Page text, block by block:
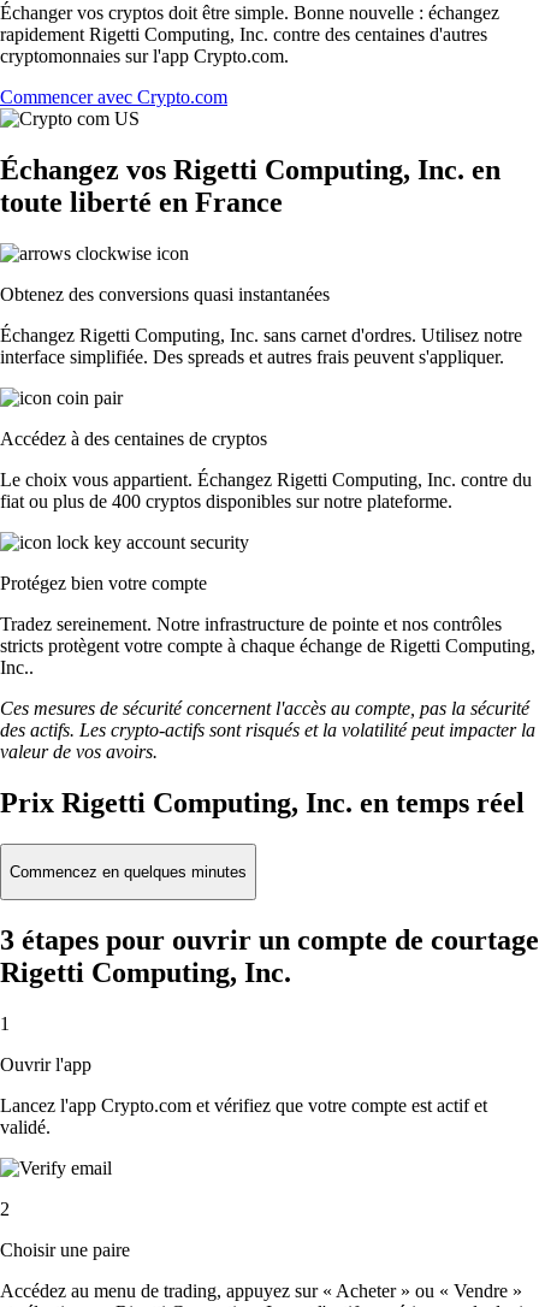
Échanger vos cryptos doit être simple. Bonne nouvelle : échangez
rapidement Rigetti Computing, Inc. contre des centaines d'autres
cryptomonnaies sur l'app Crypto.com.
Commencer avec Crypto.com
Échangez vos Rigetti Computing, Inc. en
toute liberté en France
Obtenez des conversions quasi instantanées
Échangez Rigetti Computing, Inc. sans carnet d'ordres. Utilisez notre
interface simplifiée. Des spreads et autres frais peuvent s'appliquer.
Accédez à des centaines de cryptos
Le choix vous appartient. Échangez Rigetti Computing, Inc. contre du
fiat ou plus de 400 cryptos disponibles sur notre plateforme.
Protégez bien votre compte
Tradez sereinement. Notre infrastructure de pointe et nos contrôles
stricts protègent votre compte à chaque échange de Rigetti Computing,
Inc..
Ces mesures de sécurité concernent l'accès au compte, pas la sécurité
des actifs. Les crypto-actifs sont risqués et la volatilité peut impacter la
valeur de vos avoirs.
Prix Rigetti Computing, Inc. en temps réel
Commencez en quelques minutes
3 étapes pour ouvrir un compte de courtage
Rigetti Computing, Inc.
1
Ouvrir l'app
Lancez l'app Crypto.com et vérifiez que votre compte est actif et
validé.
2
Choisir une paire
Accédez au menu de trading, appuyez sur « Acheter » ou « Vendre »